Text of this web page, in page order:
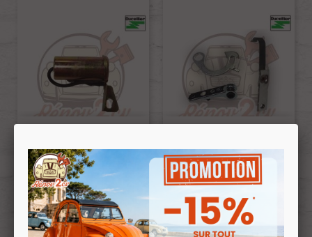
Ref :000017
€5.90
Prix public : €5.02
Prix clubRenov 2cv:€5.02
Ref :000018
€6.50
Prix public :€5.53
Prix clubRenov 2cv :